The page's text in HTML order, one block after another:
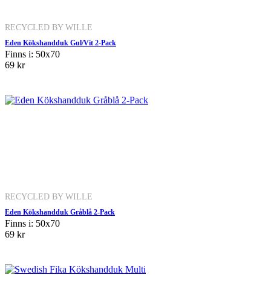
RECYCLED BY WILLE
Eden Kökshandduk Gul/Vit 2-Pack
Finns i: 50x70
69 kr
RECYCLED BY WILLE
Eden Kökshandduk Gråblå 2-Pack
Finns i: 50x70
69 kr